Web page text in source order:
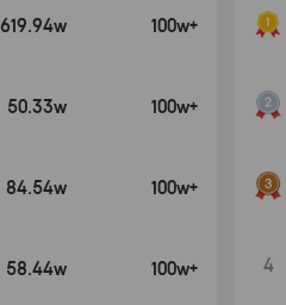
619.94w 100w+
50.33w 100w+
84.54w 100w+
58.44w 100w+ 4